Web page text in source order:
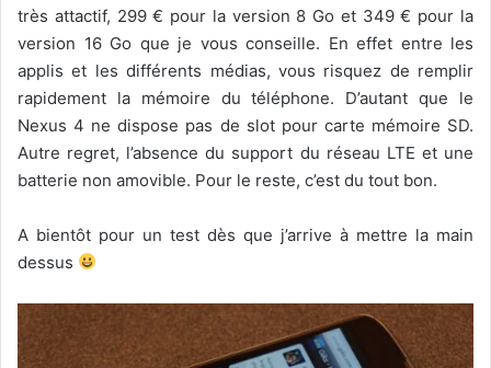
très attactif, 299 € pour la version 8 Go et 349 € pour la
version 16 Go que je vous conseille. En effet entre les
applis et les différents médias, vous risquez de remplir
rapidement la mémoire du téléphone. D’autant que le
Nexus 4 ne dispose pas de slot pour carte mémoire SD.
Autre regret, l’absence du support du réseau LTE et une
batterie non amovible. Pour le reste, c’est du tout bon.
A bientôt pour un test dès que j’arrive à mettre la main
dessus